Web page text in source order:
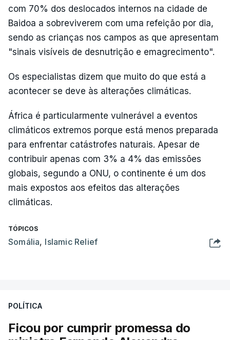
com 70% dos deslocados internos na cidade de
Baidoa a sobreviverem com uma refeição por dia,
sendo as crianças nos campos as que apresentam
"sinais visíveis de desnutrição e emagrecimento".
Os especialistas dizem que muito do que está a
acontecer se deve às alterações climáticas.
África é particularmente vulnerável a eventos
climáticos extremos porque está menos preparada
para enfrentar catástrofes naturais. Apesar de
contribuir apenas com 3% a 4% das emissões
globais, segundo a ONU, o continente é um dos
mais expostos aos efeitos das alterações
climáticas.
TÓPICOS
Somália, Islamic Relief
POLÍTICA
Ficou por cumprir promessa do